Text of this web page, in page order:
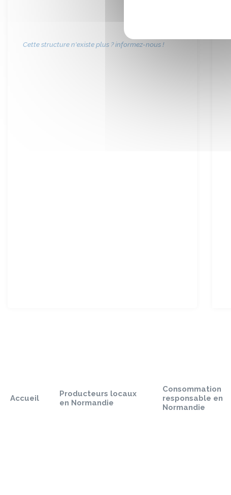
Cette structure n'existe plus ? informez-nous !
page
Accueil
Producteurs locaux
en Normandie
Consommation
responsable en
Normandie